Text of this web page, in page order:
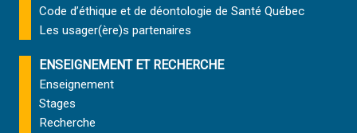
Code d’éthique et de déontologie de Santé Québec
Les usager(ère)s partenaires
ENSEIGNEMENT ET RECHERCHE
Enseignement
Stages
Recherche